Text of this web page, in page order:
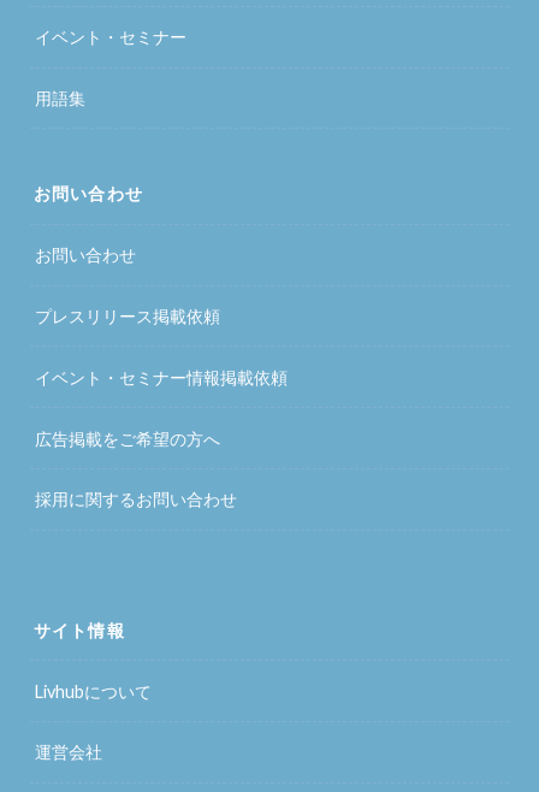
イベント・セミナー
用語集
お問い合わせ
お問い合わせ
プレスリリース掲載依頼
イベント・セミナー情報掲載依頼
広告掲載をご希望の方へ
採用に関するお問い合わせ
サイト情報
Livhubについて
運営会社